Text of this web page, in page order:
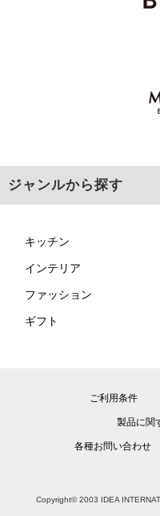
ジャンルから探す
キッチン
インテリア
ファッション
ギフト
ご利用条件
製品に関
各種お問い合わせ
Copyright© 2003 IDEA